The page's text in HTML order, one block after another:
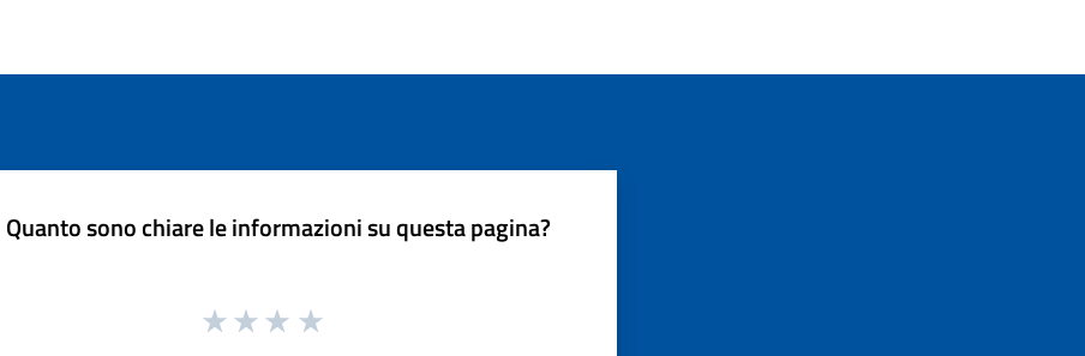
Quanto sono chiare le informazioni su questa pagina?